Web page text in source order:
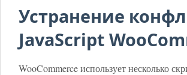
Устранение
JavaScript
WooCommerce использует несколько